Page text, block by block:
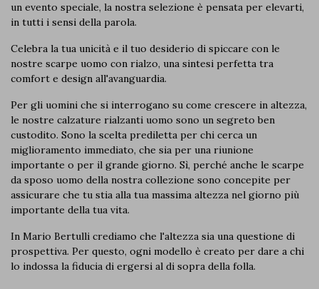
un evento speciale, la nostra selezione è pensata per elevarti,
in tutti i sensi della parola.
Celebra la tua unicità e il tuo desiderio di spiccare con le
nostre scarpe uomo con rialzo, una sintesi perfetta tra
comfort e design all'avanguardia.
Per gli uomini che si interrogano su come crescere in altezza,
le nostre calzature rialzanti uomo sono un segreto ben
custodito. Sono la scelta prediletta per chi cerca un
miglioramento immediato, che sia per una riunione
importante o per il grande giorno. Sì, perché anche le scarpe
da sposo uomo della nostra collezione sono concepite per
assicurare che tu stia alla tua massima altezza nel giorno più
importante della tua vita.
In Mario Bertulli crediamo che l'altezza sia una questione di
prospettiva. Per questo, ogni modello è creato per dare a chi
lo indossa la fiducia di ergersi al di sopra della folla.